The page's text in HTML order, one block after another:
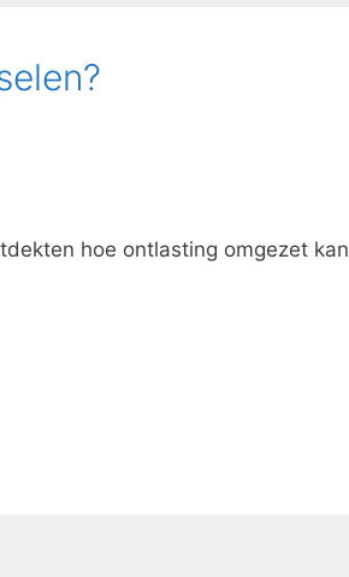
hoe ontlasting omgezet kan